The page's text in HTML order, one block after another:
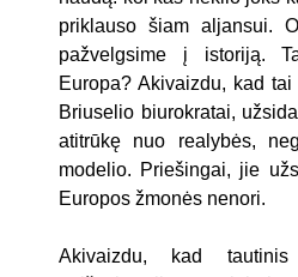
priklauso šiam aljansui.
pažvelgsime į istoriją.
Europa? Akivaizdu, kad
Briuselio biurokratai,
atitrūkę nuo realybės,
modelio. Priešingai, jie
Europos žmonės nenori.
Akivaizdu, kad